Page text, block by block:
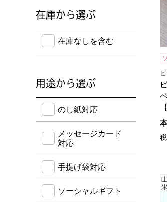
在庫から選ぶ
在庫のない商品を含めて検索する
在庫なしを含む
用途から選ぶ
のし紙・メッセージカード・手提
のし紙対応
メッセージカード
対応
手提げ袋対応
ソーシャルギフト